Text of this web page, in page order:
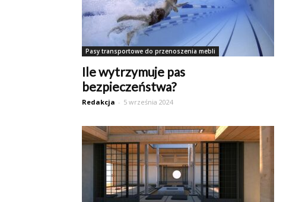
Pasy transportowe do przenoszenia mebli
Ile wytrzymuje pas
bezpieczeństwa?
Redakcja - 5 września 2024